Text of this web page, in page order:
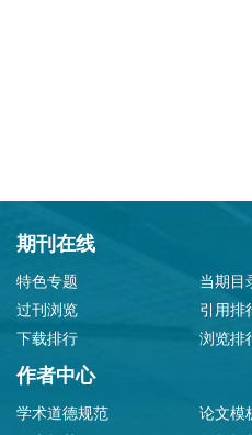
期刊在线
特色专题
当期目
过刊浏览
引用排
下载排行
浏览排
作者中心
学术道德规范
论文模